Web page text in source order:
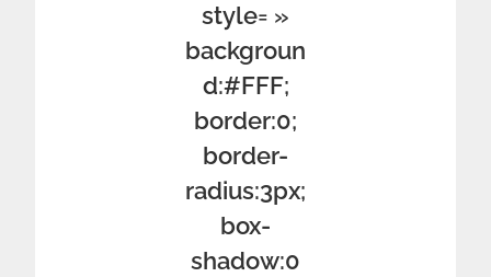
style= »
backgroun
d:#FFF;
border:0;
border-
radius:3px;
box-
shadow:0